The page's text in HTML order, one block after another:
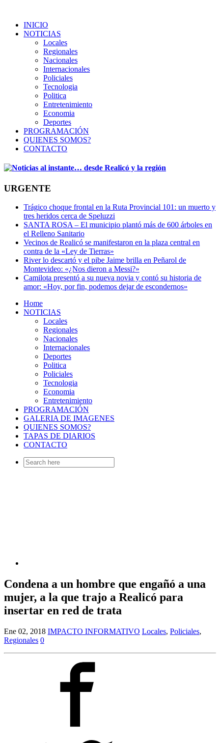
INICIO
NOTICIAS
Locales
Regionales
Nacionales
Internacionales
Policiales
Tecnologia
Politica
Entretenimiento
Economia
Deportes
PROGRAMACIÓN
QUIENES SOMOS?
CONTACTO
URGENTE
Trágico choque frontal en la Ruta Provincial 101: un muerto y
tres heridos cerca de Speluzzi
SANTA ROSA – El municipio plantó más de 600 árboles en
el Relleno Sanitario
Vecinos de Realicó se manifestaron en la plaza central en
contra de la «Ley de Tierras»
River lo descartó y el pibe Jaime brilla en Peñarol de
Montevideo: «¿Nos dieron a Messi?»
Camilota presentó a su nueva novia y contó su historia de
amor: «Hoy, por fin, podemos dejar de escondernos»
Home
NOTICIAS
Locales
Regionales
Nacionales
Internacionales
Deportes
Politica
Policiales
Tecnologia
Economia
Entretenimiento
PROGRAMACIÓN
GALERIA DE IMAGENES
QUIENES SOMOS?
TAPAS DE DIARIOS
CONTACTO
Search
for:
Condena a un hombre que engañó a una
mujer, a la que trajo a Realicó para
insertar en red de trata
Ene 02, 2018 IMPACTO INFORMATIVO Locales, Policiales,
Regionales 0